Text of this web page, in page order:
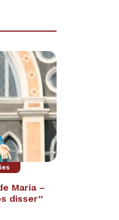
Maria –
disser”